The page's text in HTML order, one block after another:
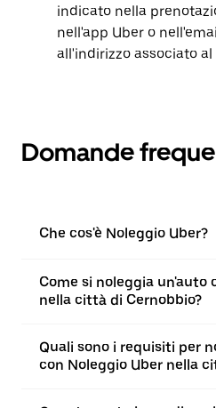
indicato nella
nell'app Uber o
all'indirizzo associato
Domande
Che cos'è Noleggio Uber?
Come si noleggia un'auto
nella città di Cernobbio?
Quali sono i requisiti per
con Noleggio Uber nella